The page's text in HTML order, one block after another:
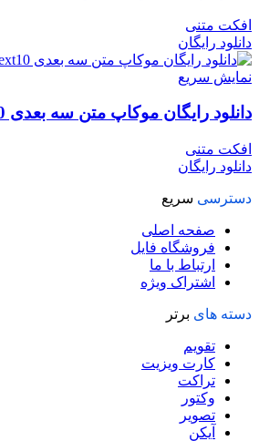
افکت متنی
دانلود رایگان
نمایش سریع
دانلود رایگان موکاپ متن سه بعدی mockup.text10
افکت متنی
دانلود رایگان
دسترسی سریع
صفحه اصلی
فروشگاه فایل
ارتباط با ما
اشتراک ویژه
دسته های برتر
تقویم
کارت ویزیت
تراکت
وکتور
تصویر
آیکن